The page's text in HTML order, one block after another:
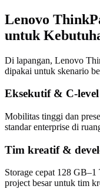
Lenovo
untuk
Di lapangan, Lenovo
dipakai untuk skenario
Eksekutif & C-level
Mobilitas tinggi dan
standar enterprise di
Tim kreatif &
Storage cepat 128
project besar untuk tim